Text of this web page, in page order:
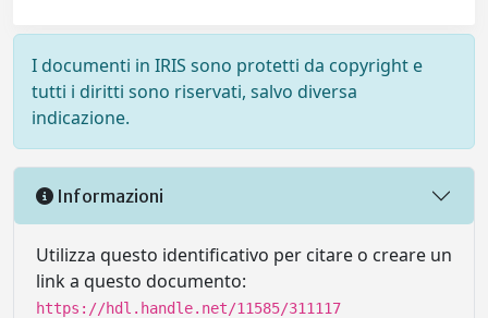
I documenti in IRIS sono protetti da copyright e
tutti i diritti sono riservati, salvo diversa
indicazione.
Informazioni
Utilizza questo identificativo per citare o creare un
link a questo documento:
https://hdl.handle.net/11585/311117